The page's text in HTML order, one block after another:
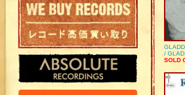
/
SOLD